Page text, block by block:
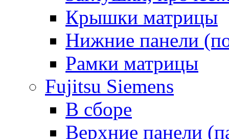
Крышки матрицы
Нижние панели
Рамки матрицы
Fujitsu Siemens
В сборе
Верхние панели